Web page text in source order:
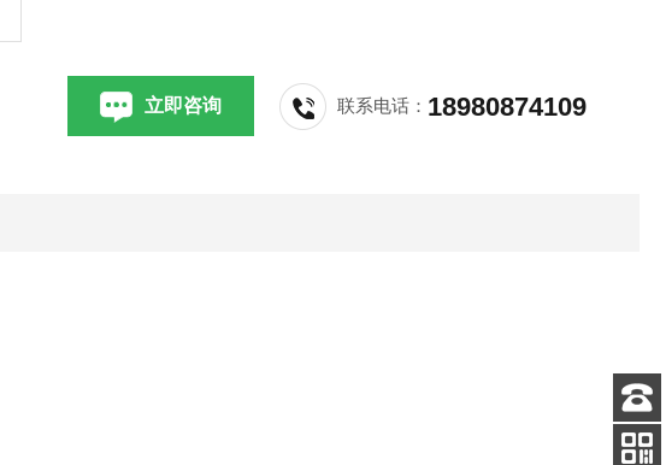
立即咨询 联系电话： 18980874109
客服
电话